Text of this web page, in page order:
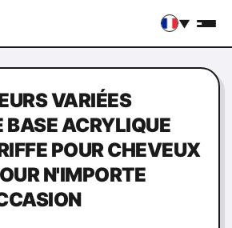
▼
VARIÉES
BASE ACRYLIQUE
POUR CHEVEUX
N'IMPORTE